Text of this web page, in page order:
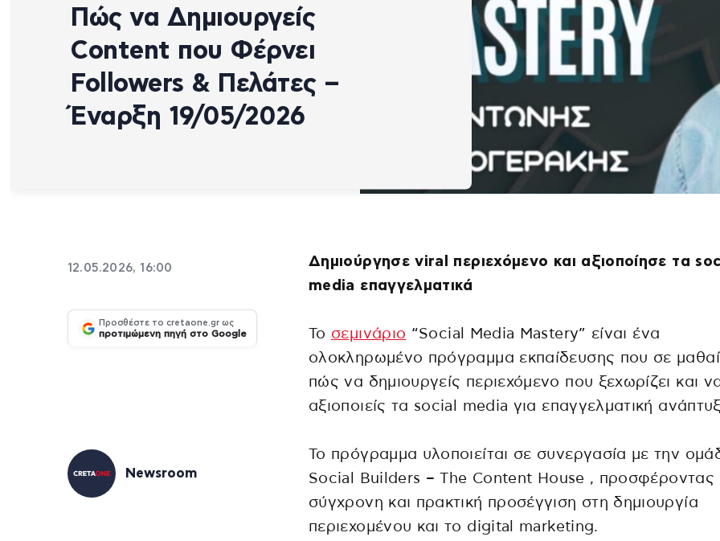
Πώς να Δημιουργείς
Content που Φέρνει
Followers & Πελάτες –
Έναρξη 19/05/2026
12.05.2026, 16:00
Προσθέστε το cretaone.gr ως
προτιμώμενη πηγή στο Google
Newsroom
Δημιούργησε viral περιεχόμενο και αξιοποίησε τα
media επαγγελματικά
Το σεμινάριο “Social Media Mastery” είναι ένα
ολοκληρωμένο πρόγραμμα εκπαίδευσης που σε
πώς να δημιουργείς περιεχόμενο που ξεχωρίζει και
αξιοποιείς τα social media για επαγγελματική
Το πρόγραμμα υλοποιείται σε συνεργασία με την
Social Builders – The Content House , προσφέροντας
σύγχρονη και πρακτική προσέγγιση στη δημιουργία
περιεχομένου και το digital marketing.